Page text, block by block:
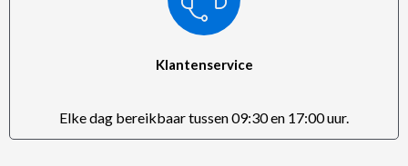
Klantenservice
Elke dag bereikbaar tussen 09:30 en 17:00 uur.